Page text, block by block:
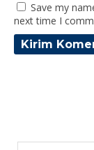
Save my
next time I